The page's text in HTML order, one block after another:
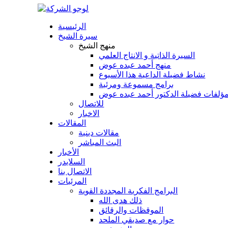
الرئيسية
سيرة الشيخ
منهج الشيخ
السيرة الذاتية و الانتاج العلمي
منهج أحمد عبده عوض
نشاط فضيلة الداعية هذا الأسبوع
برامج مسموعة ومرئية
فضيلة الدكتور أحمد عبده عوض
للاتصال
الاخبار
المقالات
مقالات دينية
البث المباشر
الأخبار
السلايدر
الاتصال بنا
المرئيات
البرامج الفكرية المجددة القوية
ذلك هدى الله
الموقظات والرقائق
حوار مع صديقي الملحد